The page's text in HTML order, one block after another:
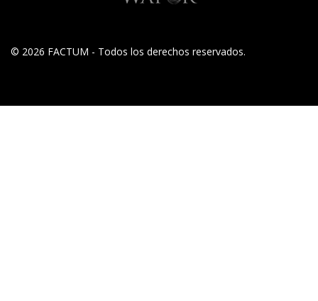
© 2026 FACTUM - Todos los derechos reservados.